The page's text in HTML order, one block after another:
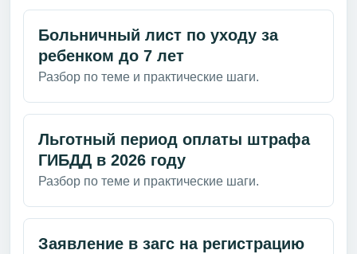
Больничный лист по уходу за
ребенком до 7 лет
Разбор по теме и практические шаги.
Льготный период оплаты штрафа
ГИБДД в 2026 году
Разбор по теме и практические шаги.
Заявление в загс на регистрацию